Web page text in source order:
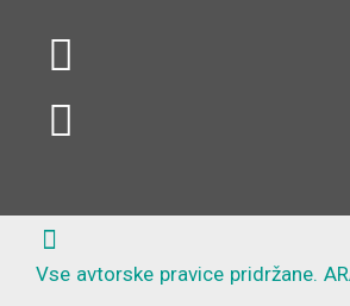
L
n
e
d
Y
u
u
b
Vse avtorske pravice pridržane.